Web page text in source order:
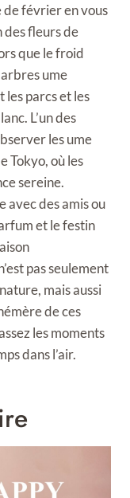
de février en vous
des fleurs de
que le froid
ume
parcs et les
L’un des
les ume
Tokyo, où les
sereine.
avec des amis ou
et le festin
pas seulement
mais aussi
de ces
les moments
dans l’air.